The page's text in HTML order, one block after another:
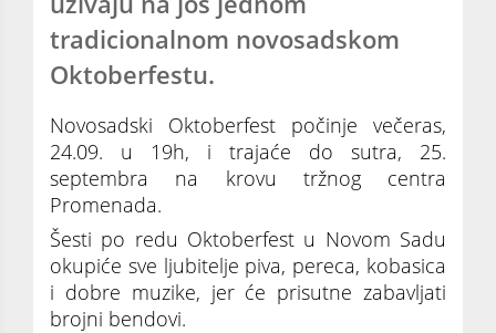
tradicionalnom novosadskom
Oktoberfestu.
Novosadski Oktoberfest počinje večeras,
24.09. u 19h, i trajaće do sutra, 25.
septembra na krovu tržnog centra
Promenada.
Šesti po redu Oktoberfest u Novom Sadu
okupiće sve ljubitelje piva, pereca, kobasica
i dobre muzike, jer će prisutne zabavljati
brojni bendovi.